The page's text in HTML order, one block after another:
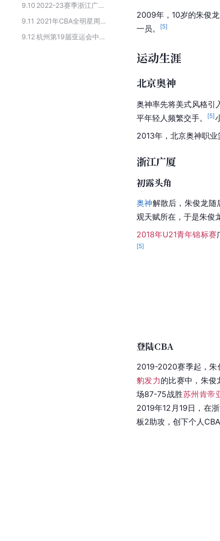
9.10
2022-23赛季浙江广厦篮球俱乐部球员
9.11
2021年CBA全明星周末星锐挑战赛阵容
9.12
杭州第19届亚运会中国男篮名单
2009年，10岁的朱俊
一员。
[5]
运动生涯
北京奥神
奥神率先将美式风格引
平年轻人频繁交手。
[5]
2013年， 北京奥神职业
浙江广厦
初露头角
奥神解散后，朱俊龙随
观天赋所在，于是朱俊
2018年U21青年锦标赛
[5]
登陆CBA
2019-2020赛季起，朱
豹发力的比赛中，朱
场87-75战胜苏州肯帝
2019年12月19日，在
板2助攻，创下个人